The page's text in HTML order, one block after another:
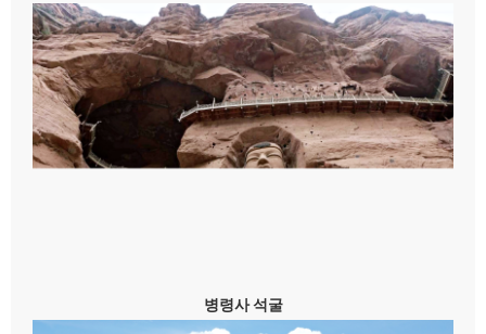
병령사 석굴